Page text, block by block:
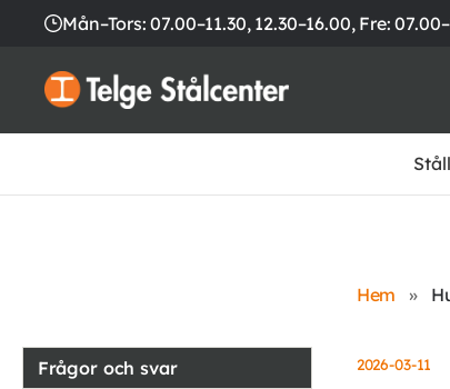
Mån–Tors: 07.00–11.30, 12.30–16.00,Fre:
Frågor och svar
Hem »
2026-03-11